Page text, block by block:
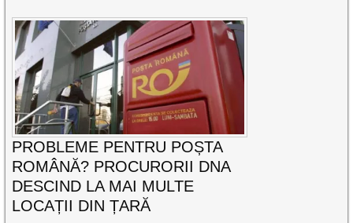
PROBLEME PENTRU POȘTA
ROMÂNĂ? PROCURORII DNA
DESCIND LA MAI MULTE
LOCAȚII DIN ȚARĂ